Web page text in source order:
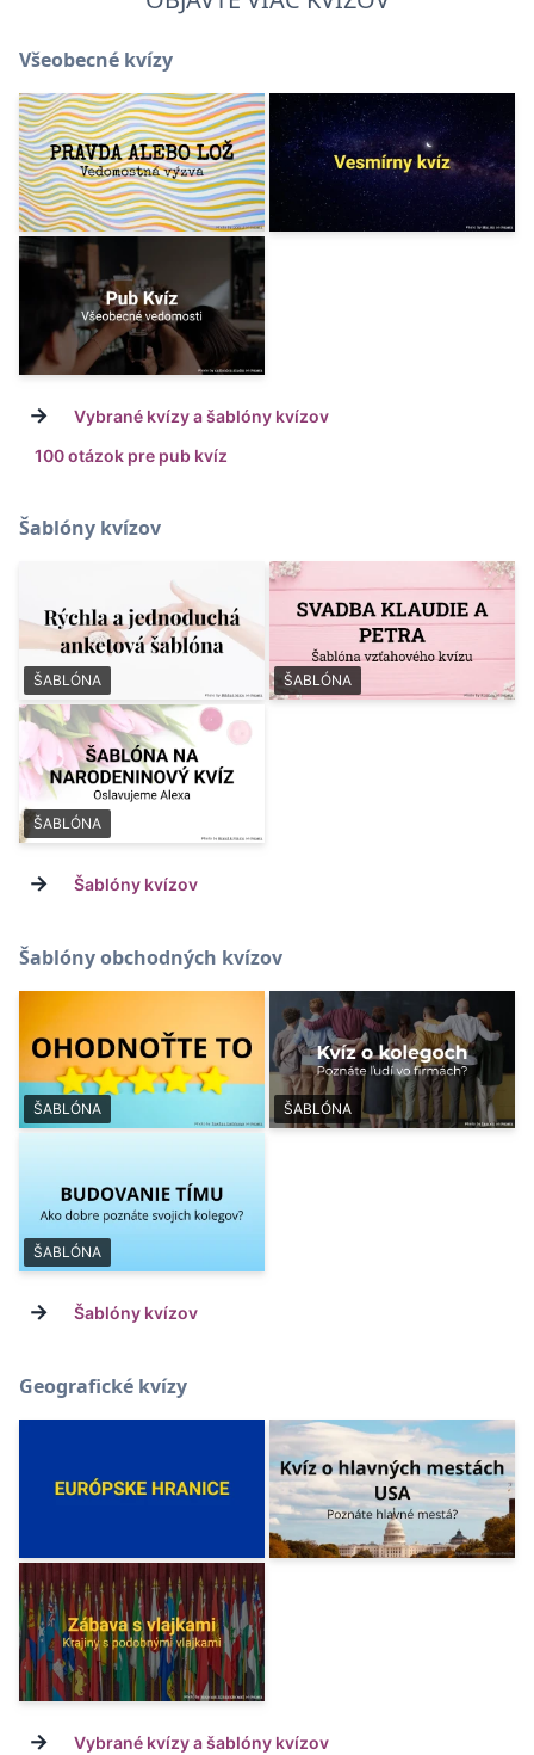
Všeobecné kvízy
→
Vybrané kvízy a šablóny kvízov
100 otázok pre pub kvíz
Šablóny kvízov
ŠABLÓNA ŠABLÓNA
ŠABLÓNA
→ Šablóny kvízov
Šablóny obchodných kvízov
ŠABLÓNA ŠABLÓNA
ŠABLÓNA
→ Šablóny kvízov
Geografické kvízy
→
Vybrané kvízy a šablóny kvízov